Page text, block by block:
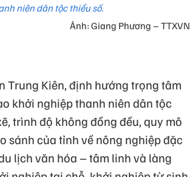
niên dân tộc thiểu số.
Ảnh: Giang Phương – TTXVN
Trung Kiên, định hướng trọng tâm
khởi nghiệp thanh niên dân tộc
trình độ không đồng đều, quy mô
sánh của tỉnh về nông nghiệp đặc
lịch văn hóa – tâm linh và làng